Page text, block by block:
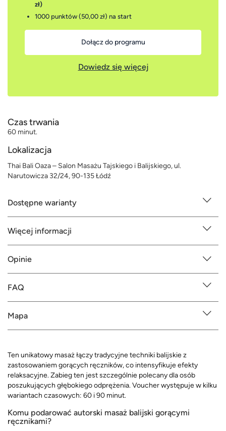
zł)
1000 punktów (50,00 zł) na start
Dołącz do programu
Dowiedz się więcej
Czas trwania
60 minut.
Lokalizacja
Thai Bali Oaza – Salon Masażu Tajskiego i Balijskiego, ul.
Narutowicza 32/24, 90-135 Łódź
Dostępne warianty
Więcej informacji
Opinie
FAQ
Mapa
Ten unikatowy masaż łączy tradycyjne techniki balijskie z
zastosowaniem gorących ręczników, co intensyfikuje efekty
relaksacyjne. Zabieg ten jest szczególnie polecany dla osób
poszukujących głębokiego odprężenia. Voucher występuje w kilku
wariantach czasowych: 60 i 90 minut.
Komu podarować autorski masaż balijski gorącymi
ręcznikami?